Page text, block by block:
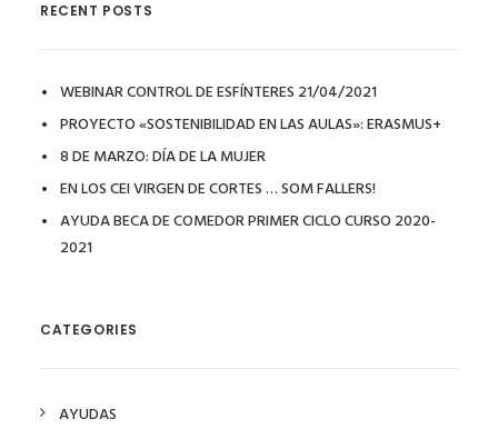
RECENT POSTS
WEBINAR CONTROL DE ESFÍNTERES 21/04/2021
PROYECTO «SOSTENIBILIDAD EN LAS AULAS»: ERASMUS+
8 DE MARZO: DÍA DE LA MUJER
EN LOS CEI VIRGEN DE CORTES … SOM FALLERS!
AYUDA BECA DE COMEDOR PRIMER CICLO CURSO 2020-
2021
CATEGORIES
AYUDAS